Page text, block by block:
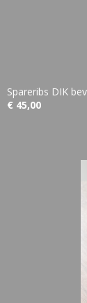
Spareribs DIK
€ 45,00